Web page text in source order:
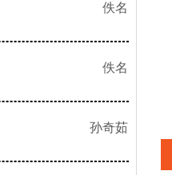
佚名
佚名
孙奇茹